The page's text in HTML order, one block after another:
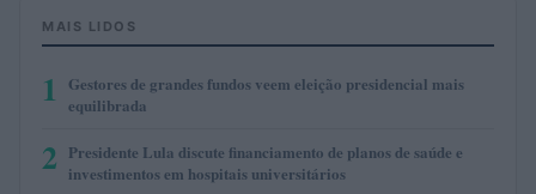
MAIS LIDOS
1
Gestores de grandes fundos veem eleição presidencial mais
equilibrada
2 Presidente Lula discute financiamento de planos de saúde e
investimentos em hospitais universitários